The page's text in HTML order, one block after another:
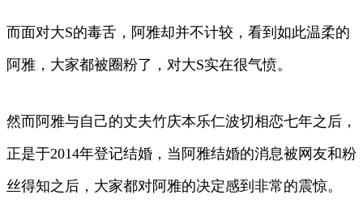
而面对大S的毒舌，阿雅却并不计较，看到如此温柔的
阿雅，大家都被圈粉了，对大S实在很气愤。
然而阿雅与自己的丈夫竹庆本乐仁波切相恋七年之后，
正是于2014年登记结婚，当阿雅结婚的消息被网友和粉
丝得知之后，大家都对阿雅的决定感到非常的震惊。